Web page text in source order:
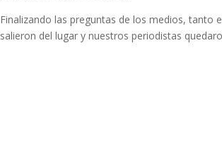
Finalizando las preguntas de los medios, tanto
salieron del lugar y nuestros periodistas